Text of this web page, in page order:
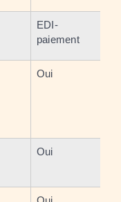
EDI-
paiement
Oui
Oui